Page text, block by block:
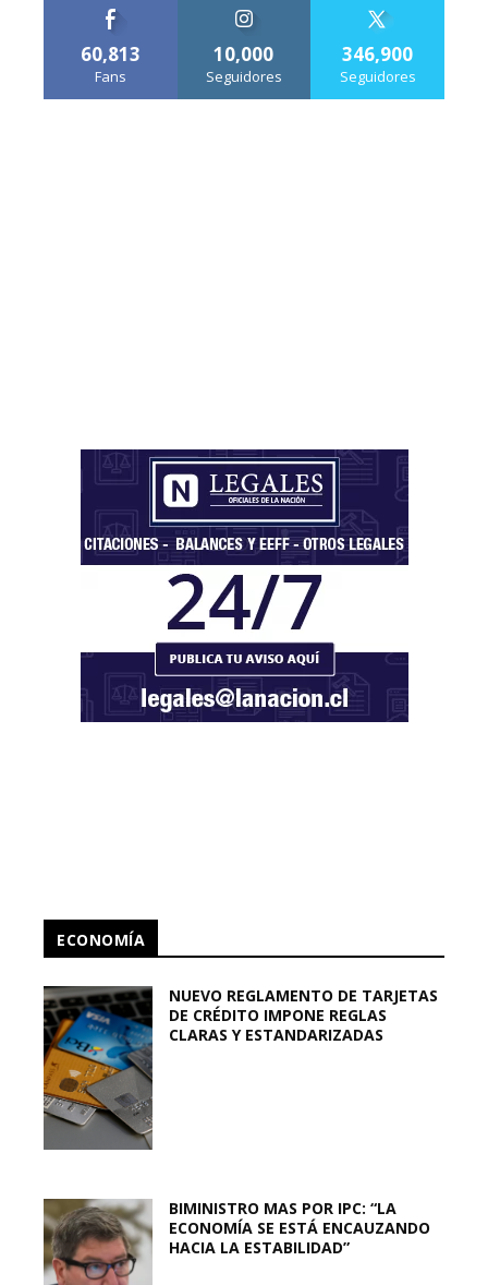
60,813
Fans
10,000
Seguidores
346,900
Seguidores
ECONOMÍA
NUEVO REGLAMENTO DE TARJETAS
DE CRÉDITO IMPONE REGLAS
CLARAS Y ESTANDARIZADAS
BIMINISTRO MAS POR IPC: “LA
ECONOMÍA SE ESTÁ ENCAUZANDO
HACIA LA ESTABILIDAD”